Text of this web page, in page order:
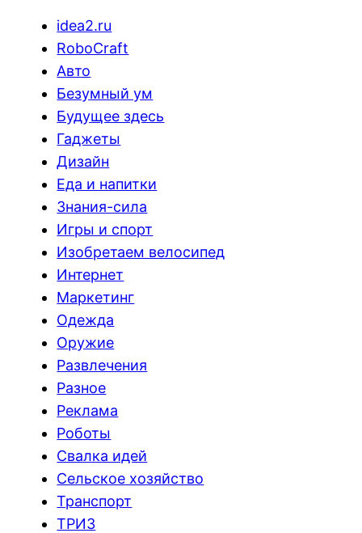
idea2.ru
RoboCraft
Авто
Безумный ум
Будущее здесь
Гаджеты
Дизайн
Еда и напитки
Знания-сила
Игры и спорт
Изобретаем велосипед
Интернет
Маркетинг
Одежда
Оружие
Развлечения
Разное
Реклама
Роботы
Свалка идей
Сельское хозяйство
Транспорт
ТРИЗ